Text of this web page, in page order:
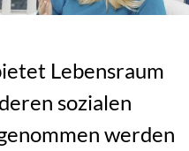
Lebensraum
sozialen
werden